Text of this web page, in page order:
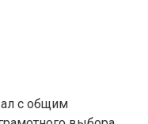
с общим